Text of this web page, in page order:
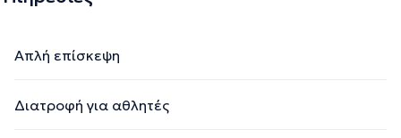
Απλή επίσκεψη
Διατροφή για αθλητές